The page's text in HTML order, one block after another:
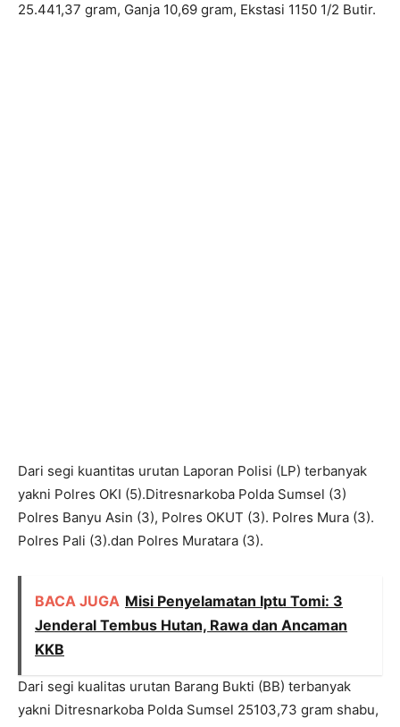
25.441,37 gram, Ganja 10,69 gram, Ekstasi 1150 1/2 Butir.
Dari segi kuantitas urutan Laporan Polisi (LP) terbanyak
yakni Polres OKI (5).Ditresnarkoba Polda Sumsel (3)
Polres Banyu Asin (3), Polres OKUT (3). Polres Mura (3).
Polres Pali (3).dan Polres Muratara (3).
BACA JUGA Misi Penyelamatan Iptu Tomi: 3
Jenderal Tembus Hutan, Rawa dan Ancaman
KKB
Dari segi kualitas urutan Barang Bukti (BB) terbanyak
yakni Ditresnarkoba Polda Sumsel 25103,73 gram shabu,